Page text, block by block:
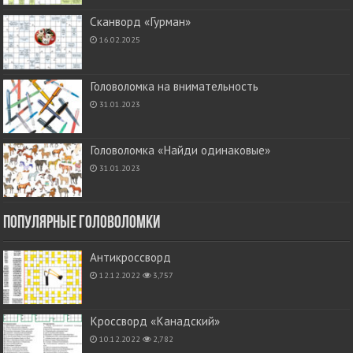
Сканворд «Гурман»
16.02.2025
Головоломка на внимательность
31.01.2023
Головоломка «Найди одинаковые»
31.01.2023
Популярные головоломки
Антикроссворд
12.12.2022 3,757
Кроссворд «Канадский»
10.12.2022 2,782